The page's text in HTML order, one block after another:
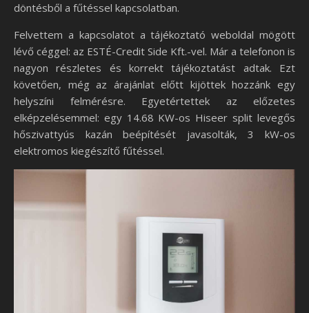
döntésből a fűtéssel kapcsolatban.
Felvettem a kapcsolatot a tájékoztató weboldal mögött
lévő céggel: az ESTÉ-Credit Side Kft.-vel. Már a telefonon is
nagyon részletes és korrekt tájékoztatást adtak. Ezt
követően, még az árajánlat előtt kijöttek hozzánk egy
helyszíni felmérésre. Egyetértettek az előzetes
elképzelésemmel: egy 14.68 KW-os Hiseer split levegős
hőszivattyús kazán beépítését javasolták, 3 kW-os
elektromos kiegészítő fűtéssel.